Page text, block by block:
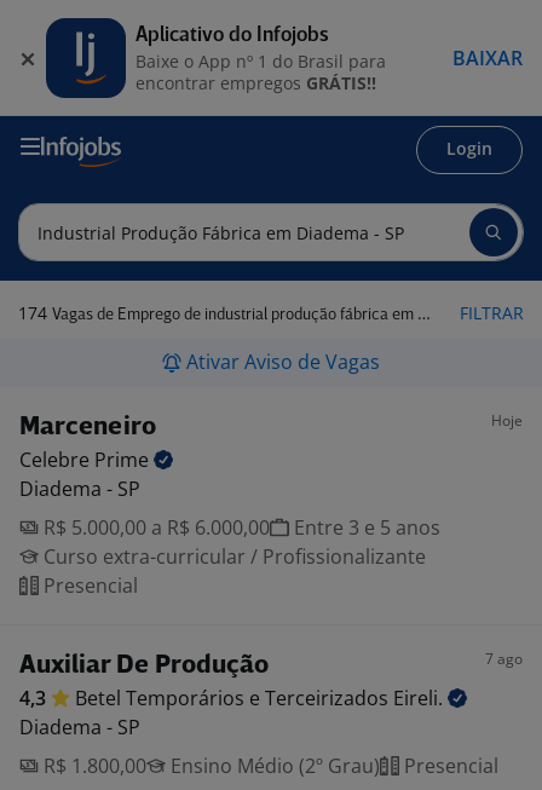
Login
174 Vagas de Emprego de industrial produção fábrica em Diadema - SP FILTRAR
Ativar Aviso de Vagas
Marceneiro Hoje
Celebre Prime
Diadema - SP
R$ 5.000,00 a R$ 6.000,00
Entre 3 e 5 anos
Curso extra-curricular / Profissionalizante
Presencial
Auxiliar De Produção 7 ago
4,3 Betel Temporários e Terceirizados Eireli.
Diadema - SP
R$ 1.800,00
Ensino Médio (2º Grau)
Presencial
Aplicativo do Infojobs
Baixe o App nº 1 do Brasil para
encontrar empregos GRÁTIS!!
BAIXAR